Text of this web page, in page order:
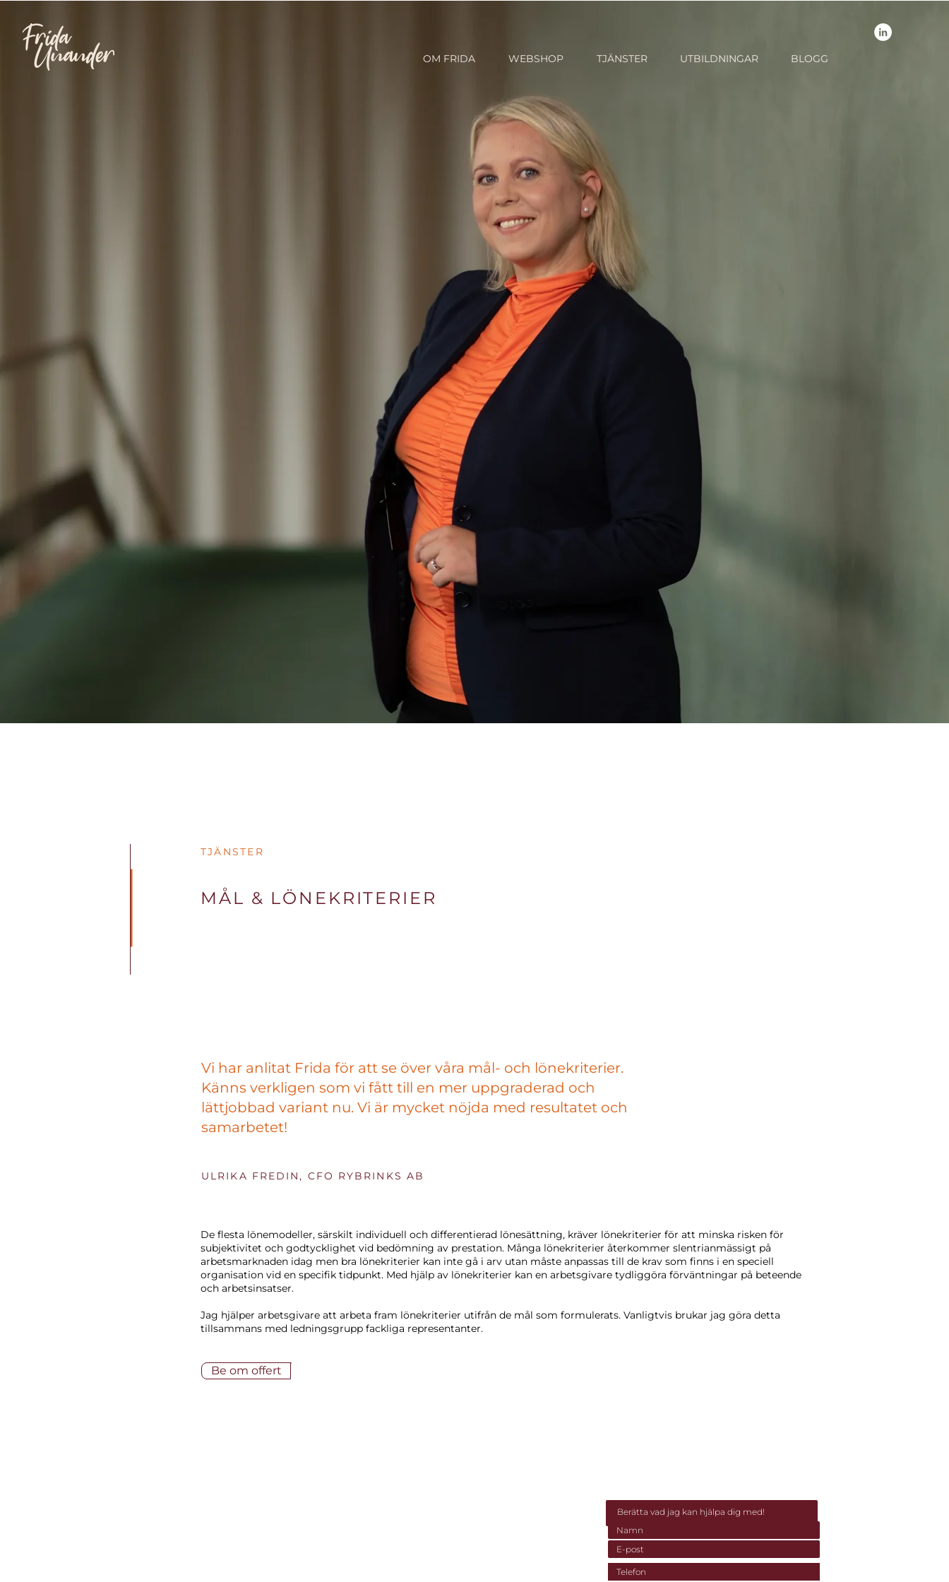
OM FRIDA WEBSHOP TJÄNSTER UTBILDNINGAR BLOGG
TJÄNSTER
MÅL & LÖNEKRITERIER
Vi har anlitat Frida för att se över våra mål- och lönekriterier.
Känns verkligen som vi fått till en mer uppgraderad och
lättjobbad variant nu. Vi är mycket nöjda med resultatet och
samarbetet!
ULRIKA FREDIN, CFO RYBRINKS AB
De flesta lönemodeller, särskilt individuell och differentierad lönesättning, kräver lönekriterier för att minska risken för
subjektivitet och godtycklighet vid bedömning av prestation. Många lönekriterier återkommer slentrianmässigt på
arbetsmarknaden idag men bra lönekriterier kan inte gå i arv utan måste anpassas till de krav som finns i en speciell
organisation vid en specifik tidpunkt. Med hjälp av lönekriterier kan en arbetsgivare tydliggöra förväntningar på beteende
och arbetsinsatser.
Jag hjälper arbetsgivare att arbeta fram lönekriterier utifrån de mål som formulerats. Vanligtvis brukar jag göra detta
tillsammans med ledningsgrupp fackliga representanter.
Be om offert